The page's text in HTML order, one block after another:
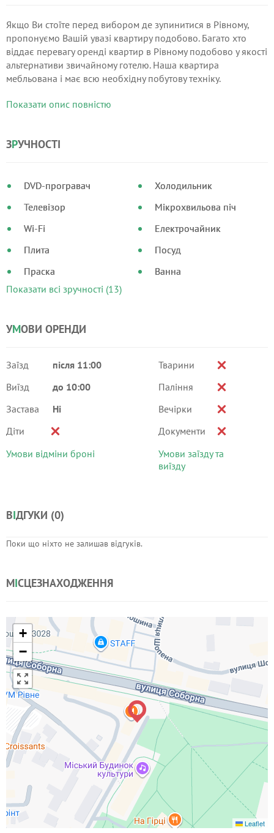
Якщо Ви стоїте перед вибором де зупинитися в Рівному,
пропонуємо Вашій увазі квартиру подобово. Багато хто
віддає перевагу оренді квартир в Рівному подобово у якості
альтернативи звичайному готелю. Наша квартира
мебльована і має всю необхідну побутову техніку.
від торговельно - розважальних, адміністративних закладів
Показати опис повністю
ЗРУЧНОСТІ
DVD-програвач
Телевізор
Wi-Fi
Плита
Праска
Холодильник
Мікрохвильова піч
Електрочайник
Посуд
Ванна
Показати всі зручності (13)
УМОВИ ОРЕНДИ
Заїзд
після 11:00
Виїзд
до 10:00
Застава
Ні
Діти
Умови відміни броні
Тварини
Паління
Вечірки
Документи
Умови заїзду та
виїзду
ВІДГУКИ (0)
Поки що ніхто не залишав відгуків.
МІСЦЕЗНАХОДЖЕННЯ
+
−
Leaflet